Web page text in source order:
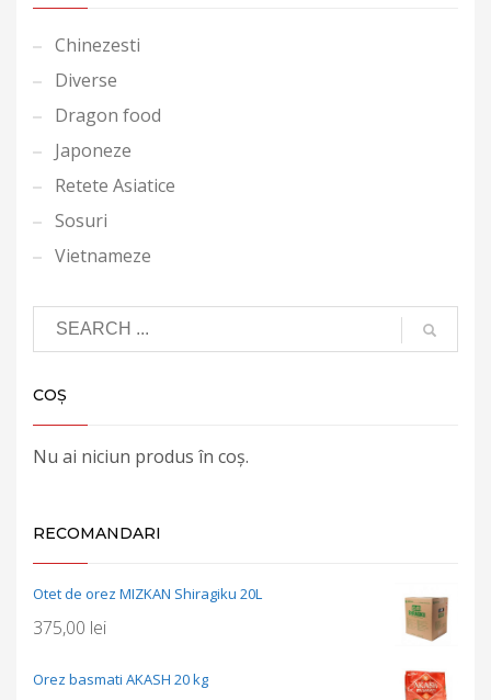
Chinezesti
Diverse
Dragon food
Japoneze
Retete Asiatice
Sosuri
Vietnameze
COȘ
Nu ai niciun produs în coș.
RECOMANDARI
Otet de orez MIZKAN Shiragiku 20L
375,00 lei
Orez basmati AKASH 20 kg